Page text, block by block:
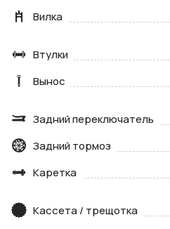
Вилка
Втулки
Вынос
Задний переключатель
Задний тормоз
Каретка
Кассета / трещотка